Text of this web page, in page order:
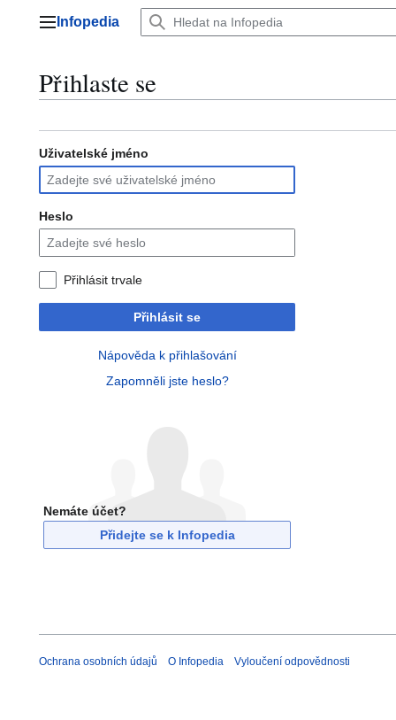
Hlavní menu
Infopedia
Přihlaste se
Uživatelské jméno
Heslo
Přihlásit trvale
Přihlásit se
Nápověda k přihlašování
Zapomněli jste heslo?
Nemáte účet?
Přidejte se k Infopedia
Ochrana osobních údajů O Infopedia Vyloučení odpovědnosti